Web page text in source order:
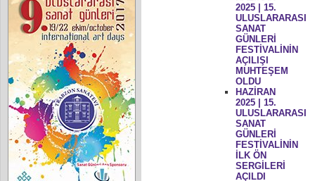
2025 | 15.
ULUSLARARASI
SANAT
GÜNLERİ
FESTİVALİNİN
AÇILIŞI
MUHTEŞEM
OLDU
HAZİRAN
2025 | 15.
ULUSLARARASI
SANAT
GÜNLERİ
FESTİVALİNİN
İLK ÖN
SERGİLERİ
AÇILDI